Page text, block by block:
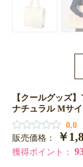
【クールグッズ
ナチュラル Mサ
0.0
販売価格： ￥
獲得ポイント：